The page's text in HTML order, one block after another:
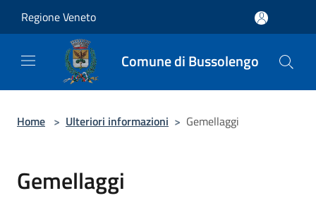
Regione Veneto
Comune di Bussolengo
Home > Ulteriori informazioni > Gemellaggi
Gemellaggi